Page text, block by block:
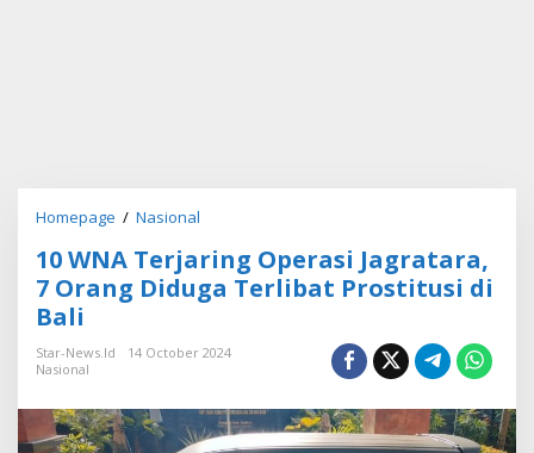
Homepage / Nasional
W
N
A
e
a
r
10 WNA Terjaring Operasi Jagratara,
7 Orang Diduga Terlibat Prostitusi di
Bali
Star-News.id
14 October 2024
Nasional